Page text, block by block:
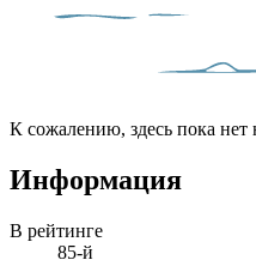
К сожалению, здесь пока
Информация
В рейтинге
85-й